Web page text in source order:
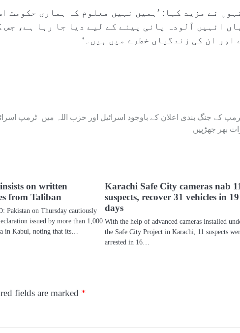
نے مزید کہا: ’ہمیں نہیں معلوم کہ ہماری حکومت
انہیں آلودہ پانی پینے کے لیے دیا جا رہا ہے،
اور ان کی زندگیاں خطرے میں ہیں۔‘
ٹرمپ کے جنگ بندی اعلان کے باوجود اسرائیل اور حزب اللہ میں
بھر جھڑپیں
on written
from Taliban
Pakistan on Thursday cautiously
issued by more than 1,000
in Kabul, noting that its…
Karachi Safe City cameras nab
suspects, recover 31 vehicles in 19
days
With the help of advanced cameras installed
the Safe City Project in Karachi, 11 suspects
arrested in 16…
fields are marked *